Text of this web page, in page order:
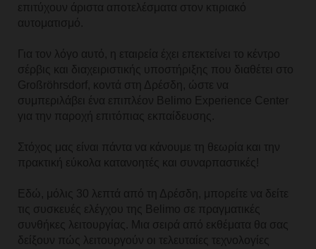
επιτύχουν άριστα αποτελέσματα στον κτιριακό
αυτοματισμό.
Για τον λόγο αυτό, η εταιρεία έχει επεκτείνει το κέντρο
σέρβις και διαχειριστικής υποστήριξης που διαθέτει στο
Großröhrsdorf, κοντά στη Δρέσδη, ώστε να
συμπεριλάβει ένα επιπλέον Belimo Experience Center
για την παροχή επιτόπιας εκπαίδευσης.
Στόχος μας είναι πάντα να κάνουμε τη θεωρία και την
πρακτική εύκολα κατανοητές και συναρπαστικές!
Εδώ, μόλις 30 λεπτά από τη Δρέσδη, μπορείτε να δείτε
τις συσκευές ελέγχου της Belimo σε πραγματικές
συνθήκες λειτουργίας. Μια σειρά από εκθέματα θα σας
δείξουν πώς λειτουργούν οι τελευταίες τεχνολογίες